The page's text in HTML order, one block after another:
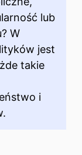
lub
W
jest
takie
i